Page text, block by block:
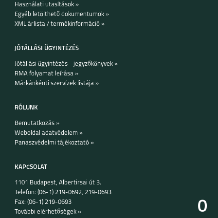
IPHONE 16 PRO
Használati utasítások »
Egyéb letölthető dokumentumok »
XML árlista / termékinformáció »
JÓTÁLLÁSI ÜGYINTÉZÉS
Jótállási ügyintézés - jegyzőkönyvek »
RMA folyamat leírása »
Márkánkénti szervízek listája »
RÓLUNK
Bemutatkozás »
Weboldal adatvédelem »
Panaszvédelmi tájékoztató »
KAPCSOLAT
1101 Budapest, Albertirsai út 3.
Telefon: (06-1) 219-0692, 219-0693
Fax: (06-1) 219-0693
További elérhetőségek »
0